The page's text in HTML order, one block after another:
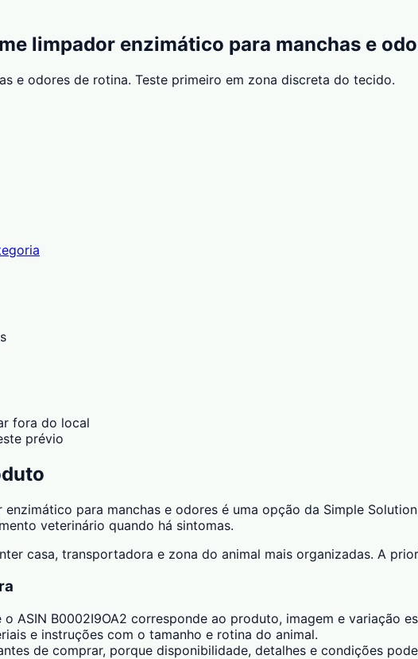
limpador enzimático para manchas e
e odores de rotina. Teste primeiro em zona discreta do tecido.
fora do local
prévio
para manchas e odores é uma opção da Simple
veterinário quando há sintomas.
casa, transportadora e zona do animal mais organizadas. A
o ASIN B0002I9OA2 corresponde ao produto, imagem e variação
e instruções com o tamanho e rotina do animal.
de comprar, porque disponibilidade, detalhes e condições